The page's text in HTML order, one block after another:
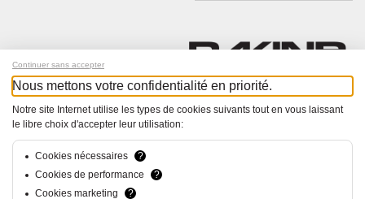
© Bucher+Walt 2011-2026
Tous droits réservés - Informations non contractuelles
Continuer sans accepter
Nous mettons votre confidentialité en priorité.
Notre site Internet utilise les types de cookies suivants tout en vous laissant
le libre choix d'accepter leur utilisation:
Cookies nécessaires
?
Cookies de performance
?
Cookies marketing
?